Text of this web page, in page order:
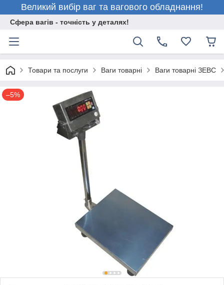
Великий вибір ваг та вагового обладнання!
Сфера вагів - точність у деталях!
Товари та послуги Ваги товарні Ваги товарні ЗЕВС
–5%